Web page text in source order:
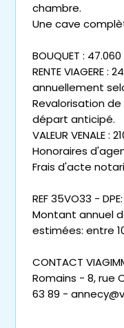
chambre.
Une cave
BOUQUET : 47.060
RENTE VIAGERE :
annuellement
Revalorisation
départ anticipé.
VALEUR VENALE :
Honoraires
Frais d'acte
REF 35VO33 - DPE:
Montant annuel
estimées: entre
CONTACT
Romains - 8, rue
63 89 -